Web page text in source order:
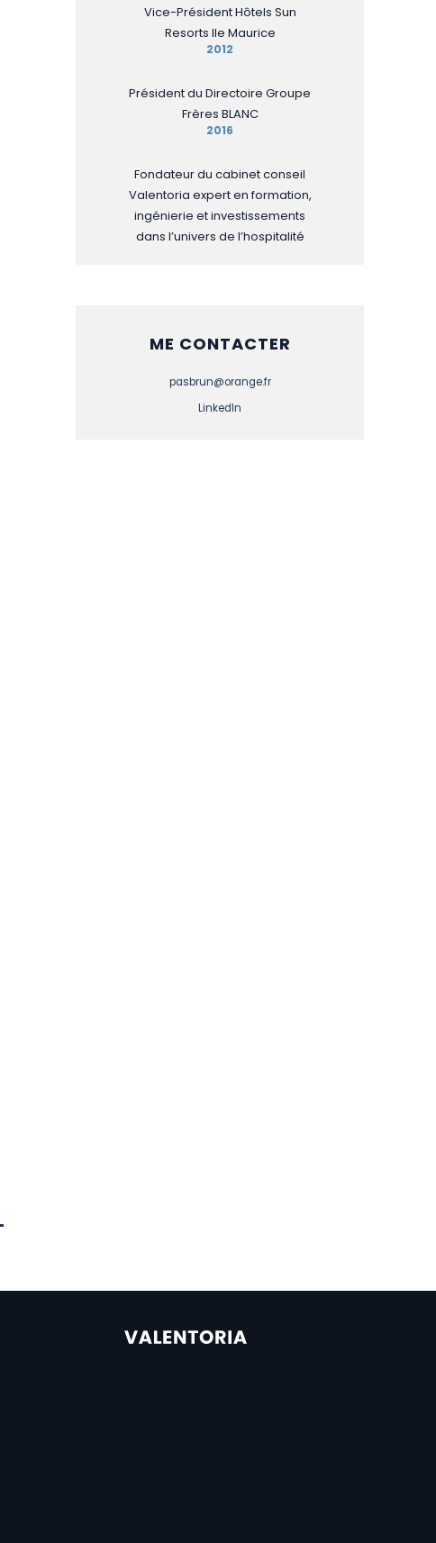
Vice-Président Hôtels Sun
Resorts Ile Maurice
2012
Président du Directoire Groupe
Frères BLANC
2016
Fondateur du cabinet conseil
Valentoria expert en formation,
ingénierie et investissements
dans l’univers de l’hospitalité
ME CONTACTER
pasbrun@orange.fr
LinkedIn